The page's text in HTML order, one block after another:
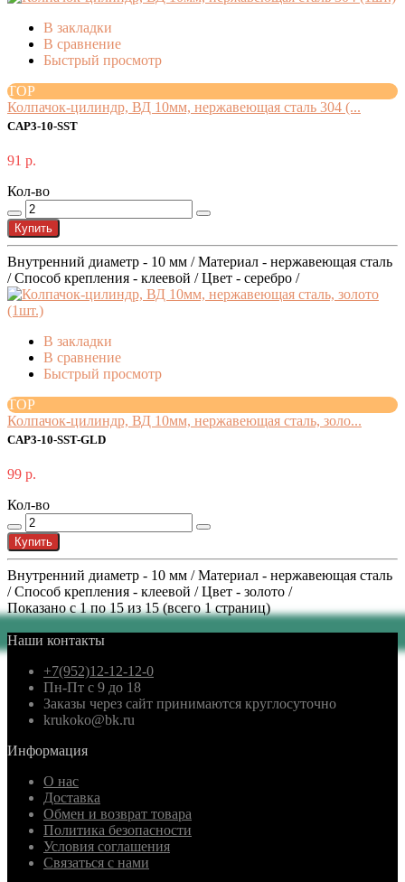
В закладки
В сравнение
Быстрый просмотр
TOP
Колпачок-цилиндр, ВД 10мм, нержавеющая сталь 304 (...
CAP3-10-SST
91 р.
Кол-во
Купить
Внутренний диаметр - 10 мм / Материал - нержавеющая сталь
/ Способ крепления - клеевой / Цвет - серебро /
В закладки
В сравнение
Быстрый просмотр
TOP
Колпачок-цилиндр, ВД 10мм, нержавеющая сталь, золо...
CAP3-10-SST-GLD
99 р.
Кол-во
Купить
Внутренний диаметр - 10 мм / Материал - нержавеющая сталь
/ Способ крепления - клеевой / Цвет - золото /
Показано с 1 по 15 из 15 (всего 1 страниц)
Наши контакты
+7(952)12-12-12-0
Пн-Пт с 9 до 18
Заказы через сайт принимаются круглосуточно
krukoko@bk.ru
Информация
О нас
Доставка
Обмен и возврат товара
Политика безопасности
Условия соглашения
Связаться с нами